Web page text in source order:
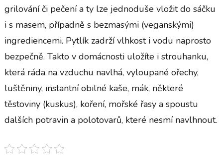
grilování či pečení a ty lze jednoduše vložit do sáčku
i s masem, případně s bezmasými (veganskými)
ingrediencemi. Pytlík zadrží vlhkost i vodu naprosto
bezpečně. Takto v domácnosti uložíte i strouhanku,
která ráda na vzduchu navlhá, vyloupané ořechy,
luštěniny, instantní obilné kaše, mák, některé
těstoviny (kuskus), koření, mořské řasy a spoustu
dalších potravin a polotovarů, které nesmí navlhnout.